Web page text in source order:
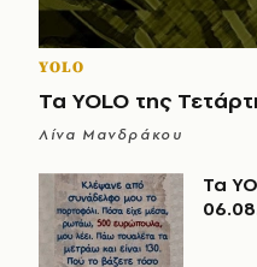
YOLO
Τα YOLO της
Λίνα Μανδράκου
Τα